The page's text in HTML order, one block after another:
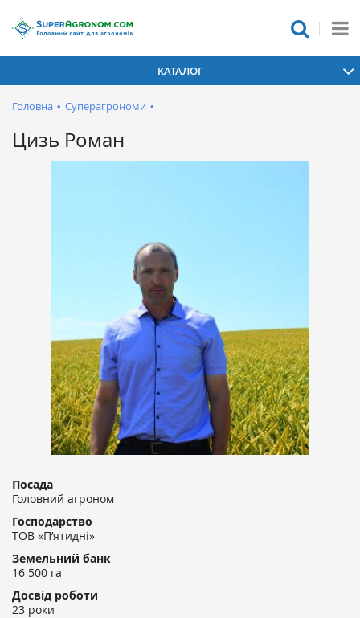
КАТАЛОГ
Головна • Суперагрономи •
Цизь Роман
Посада
Головний агроном
Господарство
ТОВ «П’ятидні»
Земельний банк
16 500 га
Досвід роботи
23 роки